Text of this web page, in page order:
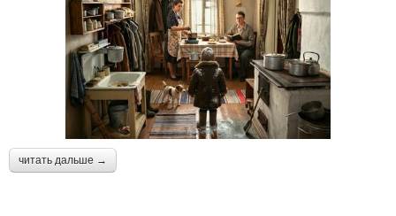
читать дальше →